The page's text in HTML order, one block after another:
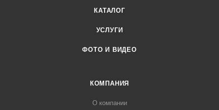
КАТАЛОГ
УСЛУГИ
ФОТО И ВИДЕО
КОМПАНИЯ
О компании